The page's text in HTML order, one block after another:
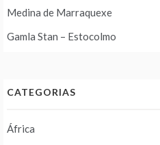
Medina de Marraquexe
Gamla Stan – Estocolmo
CATEGORIAS
África